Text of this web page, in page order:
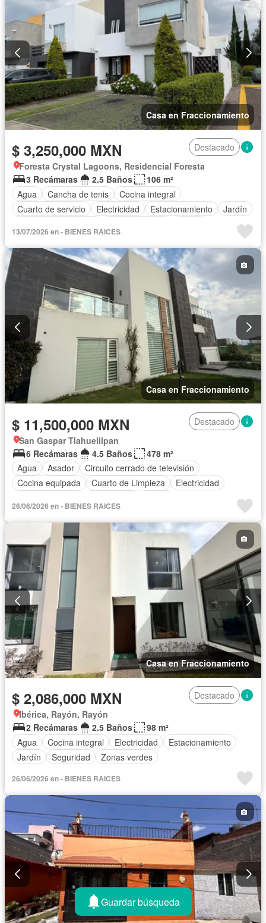
Casa en Fraccionamiento
$ 3,250,000 MXN
Destacado
Foresta Crystal Lagoons, Residencial Foresta
3 Recámaras
2.5 Baños
106 m²
Agua
Cancha de tenis
Cocina integral
Cuarto de servicio
Electricidad Estacionamiento
Jardín
Seguridad
Zonas verdes
13/07/2026 en - BIENES RAICES
Casa en Fraccionamiento
$ 11,500,000 MXN
Destacado
San Gaspar Tlahuelilpan
6 Recámaras
4.5 Baños
478 m²
Agua
Asador
Circuito cerrado de televisión
Cocina equipada
Cuarto de Limpieza
Electricidad
Recámara con closet
Sala polivalente
26/06/2026 en - BIENES RAICES
Casa en Fraccionamiento
$ 2,086,000 MXN
Destacado
Ibérica, Rayón, Rayón
2 Recámaras
2.5 Baños
98 m²
Agua
Cocina integral Electricidad
Estacionamiento
Jardín
Seguridad Zonas verdes
26/06/2026 en - BIENES RAICES
Guardar búsqueda